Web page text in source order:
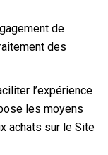
de
des
l’expérience
les moyens
achats sur le Site